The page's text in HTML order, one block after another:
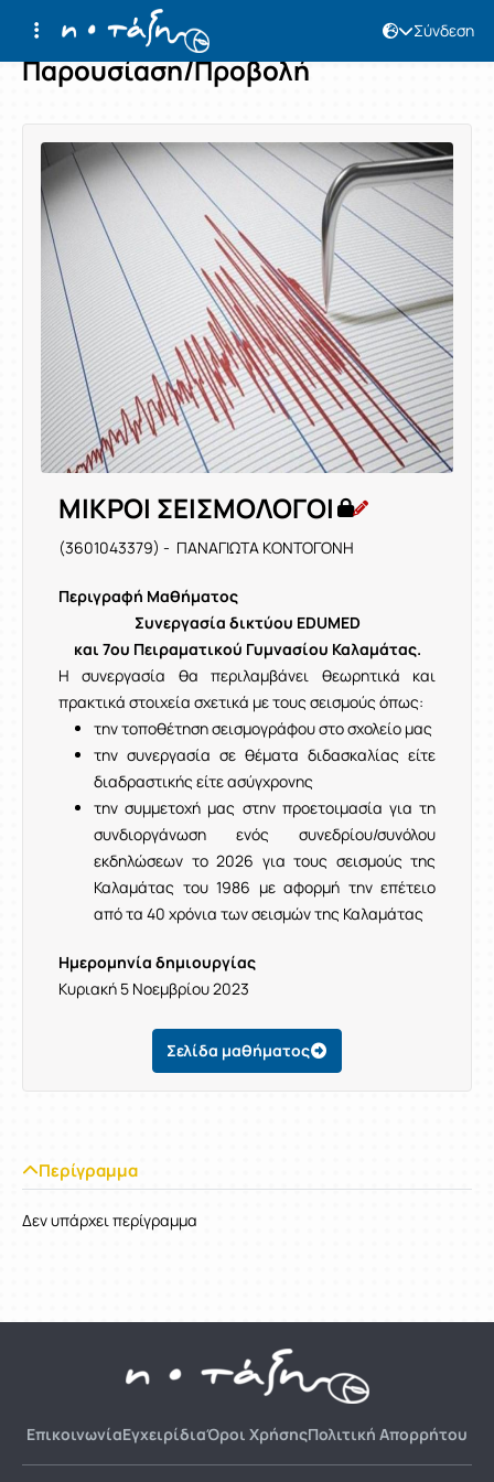
Σύνδεση
Παρουσίαση/Προβολή
ΜΙΚΡΟΙ ΣΕΙΣΜΟΛΟΓΟΙ
(3601043379) - ΠΑΝΑΓΙΩΤΑ ΚΟΝΤΟΓΟΝΗ
Περιγραφή Μαθήματος
Συνεργασία δικτύου ΕDUMED
και 7ου Πειραματικού Γυμνασίου Καλαμάτας.
Η συνεργασία θα περιλαμβάνει θεωρητικά και
πρακτικά στοιχεία σχετικά με τους σεισμούς όπως:
την τοποθέτηση σεισμογράφου στο σχολείο μας
την συνεργασία σε θέματα διδασκαλίας είτε
διαδραστικής είτε ασύγχρονης
την συμμετοχή μας στην προετοιμασία για τη
συνδιοργάνωση ενός συνεδρίου/συνόλου
εκδηλώσεων το 2026 για τους σεισμούς της
Καλαμάτας του 1986 με αφορμή την επέτειο
από τα 40 χρόνια των σεισμών της Καλαμάτας
Ημερομηνία δημιουργίας
Κυριακή 5 Νοεμβρίου 2023
Σελίδα μαθήματος
Περίγραμμα
Δεν υπάρχει περίγραμμα
ΕπικοινωνίαΕγχειρίδιαΌροι ΧρήσηςΠολιτική Απορρήτου